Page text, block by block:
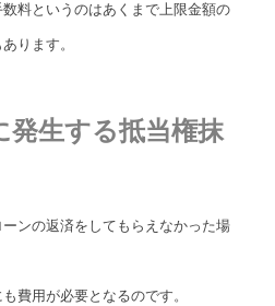
料というのはあくまで上限金額の
ります。
発生する抵当権抹
ンの返済をしてもらえなかった場
費用が必要となるのです。